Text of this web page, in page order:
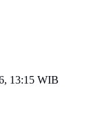
13:15 WIB